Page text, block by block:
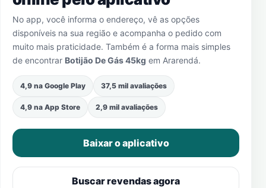
No app, você informa o endereço, vê as opções
disponíveis na sua região e acompanha o pedido com
muito mais praticidade. Também é a forma mais simples
de encontrar Botijão De Gás 45kg em Ararendá.
4,9 na Google Play 37,5 mil avaliações
4,9 na App Store 2,9 mil avaliações
Baixar o aplicativo
Buscar revendas agora